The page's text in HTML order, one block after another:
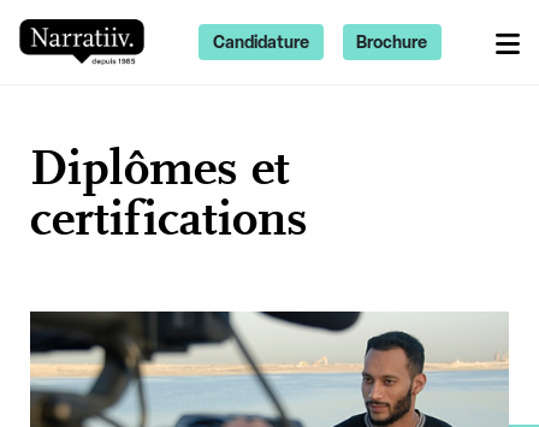
Diplômes et
certifications
Candidature Brochure